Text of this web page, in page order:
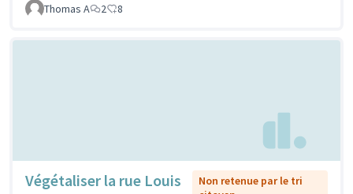
Thomas A
2 8
Végétaliser la rue Louis
Non retenue par le tri